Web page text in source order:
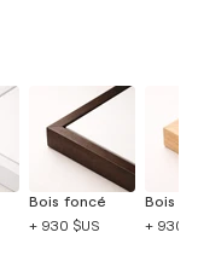
Bois foncé
+ 930 $US
Bois
+ 930